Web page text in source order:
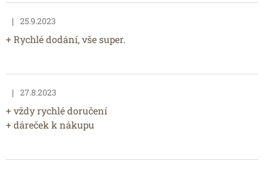
Hodnocení obchodu je 5 z 5 hvězdiček.
| 25.9.2023
+ Rychlé dodání, vše super.
Hodnocení obchodu je 5 z 5 hvězdiček.
| 27.8.2023
+ vždy rychlé doručení
+ dáreček k nákupu